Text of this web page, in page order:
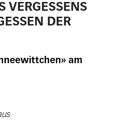
VERGESSENS
DER
am